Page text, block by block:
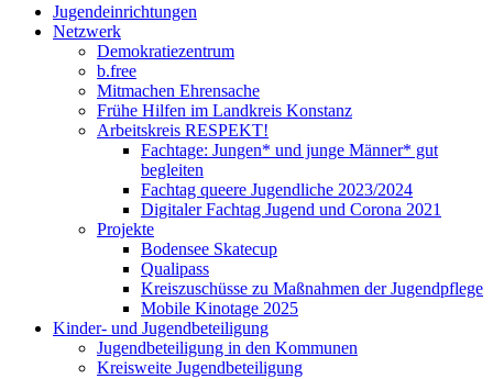
Jugendeinrichtungen
Netzwerk
Demokratiezentrum
b.free
Mitmachen Ehrensache
Frühe Hilfen im Landkreis Konstanz
Arbeitskreis RESPEKT!
Fachtage: Jungen* und junge Männer* gut
begleiten
Fachtag queere Jugendliche 2023/2024
Digitaler Fachtag Jugend und Corona 2021
Projekte
Bodensee Skatecup
Qualipass
Kreiszuschüsse zu Maßnahmen der Jugendpflege
Mobile Kinotage 2025
Kinder- und Jugendbeteiligung
Jugendbeteiligung in den Kommunen
Kreisweite Jugendbeteiligung